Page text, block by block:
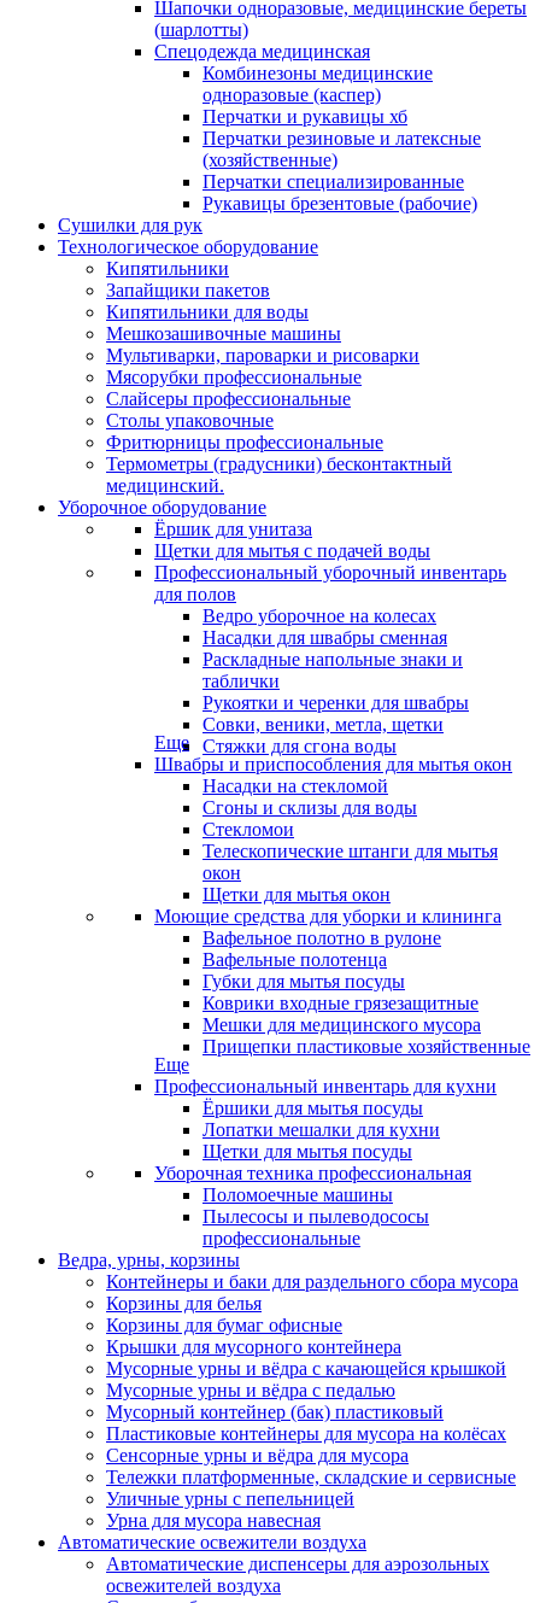
Шапочки одноразовые, медицинские береты
(шарлотты)
Спецодежда медицинская
Комбинезоны медицинские
одноразовые (каспер)
Перчатки и рукавицы хб
Перчатки резиновые и латексные
(хозяйственные)
Перчатки специализированные
Рукавицы брезентовые (рабочие)
Сушилки для рук
Технологическое оборудование
Кипятильники
Запайщики пакетов
Кипятильники для воды
Мешкозашивочные машины
Мультиварки, пароварки и рисоварки
Мясорубки профессиональные
Слайсеры профессиональные
Столы упаковочные
Фритюрницы профессиональные
Термометры (градусники) бесконтактный
медицинский.
Уборочное оборудование
Ёршик для унитаза
Щетки для мытья с подачей воды
Профессиональный уборочный инвентарь
для полов
Ведро уборочное на колесах
Насадки для швабры сменная
Раскладные напольные знаки и
таблички
Рукоятки и черенки для швабры
Совки, веники, метла, щетки
Стяжки для сгона воды
Еще
Швабры и приспособления для мытья окон
Насадки на стекломой
Сгоны и склизы для воды
Стекломои
Телескопические штанги для мытья
окон
Щетки для мытья окон
Моющие средства для уборки и клининга
Вафельное полотно в рулоне
Вафельные полотенца
Губки для мытья посуды
Коврики входные грязезащитные
Мешки для медицинского мусора
Прищепки пластиковые хозяйственные
Еще
Профессиональный инвентарь для кухни
Ёршики для мытья посуды
Лопатки мешалки для кухни
Щетки для мытья посуды
Уборочная техника профессиональная
Поломоечные машины
Пылесосы и пылеводососы
профессиональные
Ведра, урны, корзины
Контейнеры и баки для раздельного сбора мусора
Корзины для белья
Корзины для бумаг офисные
Крышки для мусорного контейнера
Мусорные урны и вёдра с качающейся крышкой
Мусорные урны и вёдра с педалью
Мусорный контейнер (бак) пластиковый
Пластиковые контейнеры для мусора на колёсах
Сенсорные урны и вёдра для мусора
Тележки платформенные, складские и сервисные
Уличные урны с пепельницей
Урна для мусора навесная
Автоматические освежители воздуха
Автоматические диспенсеры для аэрозольных
освежителей воздуха